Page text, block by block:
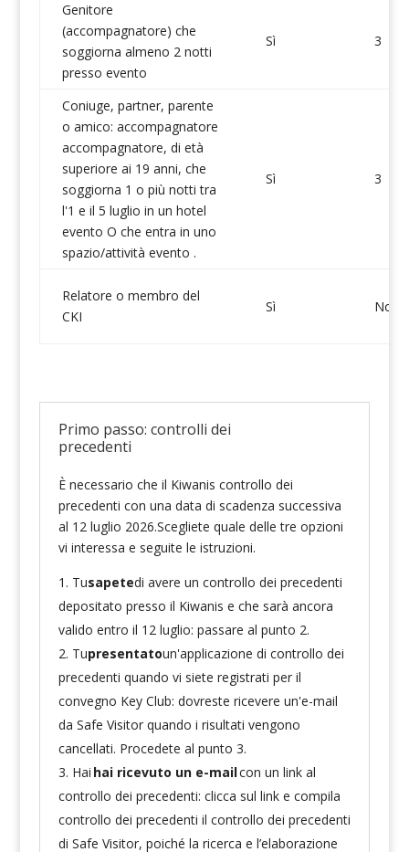
Genitore
(accompagnatore) che
soggiorna almeno 2 notti
presso evento
Sì 3
Coniuge, partner, parente
o amico: accompagnatore
accompagnatore, di età
superiore ai 19 anni, che
soggiorna 1 o più notti tra
l'1 e il 5 luglio in un hotel
evento O che entra in uno
spazio/attività evento .
Sì 3
Relatore o membro del
CKI
Sì No
Primo passo: controlli dei
precedenti
È necessario che il Kiwanis controllo dei
precedenti con una data di scadenza successiva
al 12 luglio 2026.Scegliete quale delle tre opzioni
vi interessa e seguite le istruzioni.
Tusapetedi avere un controllo dei precedenti
depositato presso il Kiwanis e che sarà ancora
valido entro il 12 luglio: passare al punto 2.
Tupresentatoun'applicazione di controllo dei
precedenti quando vi siete registrati per il
convegno Key Club: dovreste ricevere un'e-mail
da Safe Visitor quando i risultati vengono
cancellati. Procedete al punto 3.
Hai hai ricevuto un e-mailcon un link al
controllo dei precedenti: clicca sul link e compila
controllo dei precedenti il controllo dei precedenti
di Safe Visitor, poiché la ricerca e l’elaborazione